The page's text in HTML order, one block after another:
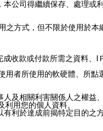
公司得繼續保存、處理或
方式，但不限於使用於
收款或付款所需之資料、
者所使用的軟硬體、所
及相關利害關係人之權益
用您的個人資料。
利於達成前揭特定目的之